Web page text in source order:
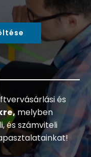
és
melyben
és számviteli